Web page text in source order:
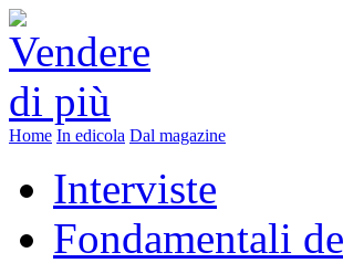
Home In edicola Dal magazine
Interviste
Fondamentali